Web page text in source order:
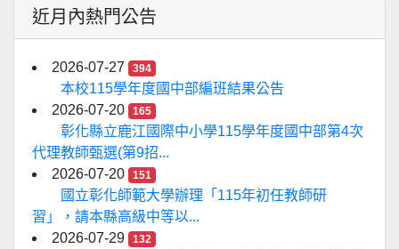
近月內熱門公告
2026-07-27 394
本校115學年度國中部編班結果公告
2026-07-20
165
彰化縣立鹿江國際中小學115學年度國中部第4次
代理教師甄選(第9招...
2026-07-20
151
國立彰化師範大學辦理「115年初任教師研
習」，請本縣高級中等以...
2026-07-29
132